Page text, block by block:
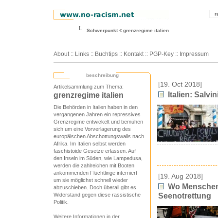
Schwerpunkt grenzregime italien
About :: Links :: Buchtips :: Kontakt :: PGP-Key :: Impressum
beschreibung
Artikelsammlung zum Thema:
grenzregime italien
Die Behörden in Italien haben in den
vergangenen Jahren ein repressives
Grenzregime entwickelt und bemühen
sich um eine Vorverlagerung des
europäischen Abschottungswalls nach
Afrika. Im Italien selbst werden
faschistoide Gesetze erlassen. Auf
den Inseln im Süden, wie Lampedusa,
werden die zahlreichen mit Booten
ankommenden Flüchtlinge interniert -
um sie möglichst schnell wieder
abzuschieben. Doch überall gibt es
Widerstand gegen diese rassistische
Politik.
Weitere Informationen in der
[19. Oct 2018]
Italien:
[19. Aug 2018]
Wo
Seenotrettung